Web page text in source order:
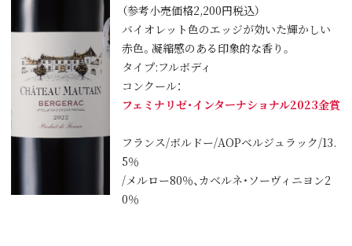
（参考小売価格2,200円税込）
バイオレット色のエッジが効いた輝かしい
赤色。凝縮感のある印象的な香り。
タイプ:フルボディ
コンクール：
フェミナリゼ・インターナショナル2023金賞
フランス/ボルドー/AOPベルジュラック/13.
5％
/メルロー80％、カベルネ・ソーヴィニヨン2
0％